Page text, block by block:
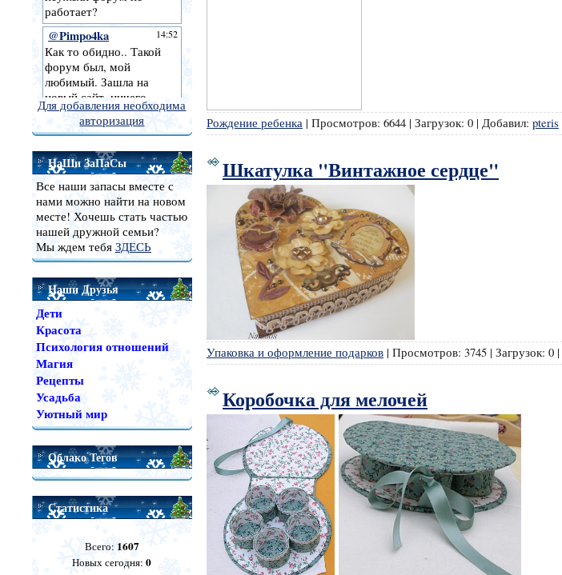
Для добавления необходима
авторизация
НаШи ЗаПаСы
Все наши запасы вместе с
нами можно найти на новом
месте! Хочешь стать частью
нашей дружной семьи?
Мы ждем тебя ЗДЕСЬ
Наши Друзья
Дети
Красота
Психология отношений
Магия
Рецепты
Усадьба
Уютный мир
Облако Тегов
Статистика
Всего: 1607
Новых сегодня:0
Рождение ребенка| Просмотров: 6644| Загрузок: 0| Добавил: pteris
Шкатулка "Винтажное сердце"
Упаковка и оформление подарков| Просмотров: 3745| Загрузок: 0|
Коробочка для мелочей